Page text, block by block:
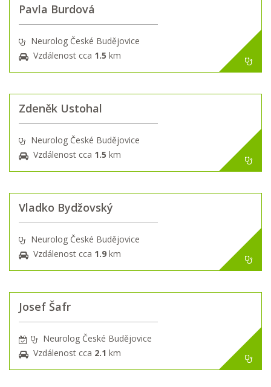
Pavla Burdová
Neurolog České Budějovice
Vzdálenost cca 1.5 km
Zdeněk Ustohal
Neurolog České Budějovice
Vzdálenost cca 1.5 km
Vladko Bydžovský
Neurolog České Budějovice
Vzdálenost cca 1.9 km
Josef Šafr
Neurolog České Budějovice
Vzdálenost cca 2.1 km